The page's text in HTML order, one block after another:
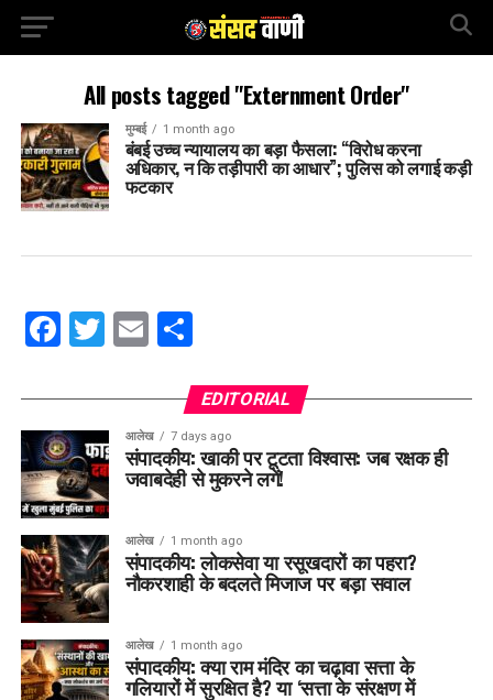
All posts tagged "Externment Order"
मुम्बई 1 month ago
बंबई उच्च न्यायालय का बड़ा फैसला: “विरोध करना
अधिकार, न कि तड़ीपारी का आधार”; पुलिस को लगाई कड़ी
फटकार
Facebook
Twitter
EmailShare
EDITORIAL
आलेख 7 days ago
संपादकीय: खाकी पर टूटता विश्वास: जब रक्षक ही
जवाबदेही से मुकरने लगें!
आलेख 1 month ago
संपादकीय: लोकसेवा या रसूखदारों का पहरा?
नौकरशाही के बदलते मिजाज पर बड़ा सवाल
आलेख 1 month ago
संपादकीय: क्या राम मंदिर का चढ़ावा सत्ता के
गलियारों में सुरक्षित है? या ‘सत्ता के संरक्षण में